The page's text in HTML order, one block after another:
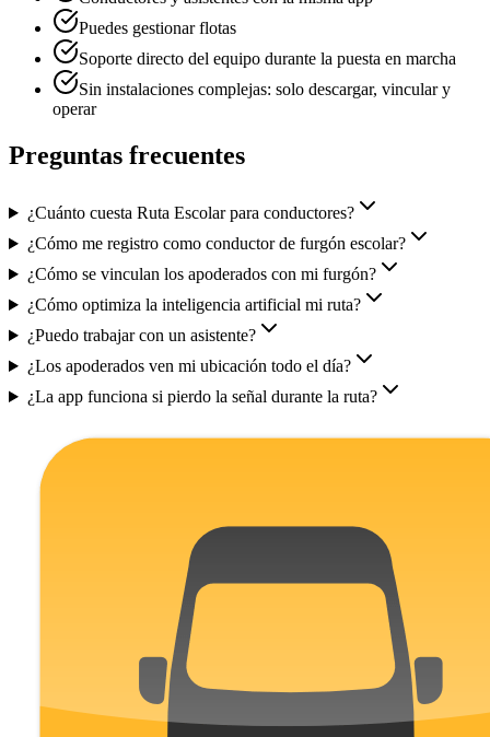
Puedes gestionar flotas
Soporte directo del equipo durante la puesta en marcha
Sin instalaciones complejas: solo descargar, vincular y
operar
Preguntas frecuentes
¿Cuánto cuesta Ruta Escolar para conductores?
¿Cómo me registro como conductor de furgón escolar?
¿Cómo se vinculan los apoderados con mi furgón?
¿Cómo optimiza la inteligencia artificial mi ruta?
¿Puedo trabajar con un asistente?
¿Los apoderados ven mi ubicación todo el día?
¿La app funciona si pierdo la señal durante la ruta?